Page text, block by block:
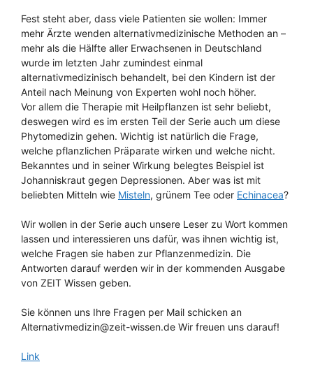
Fest steht aber, dass viele Patienten sie wollen: Immer
mehr Ärzte wenden alternativmedizinische Methoden an –
mehr als die Hälfte aller Erwachsenen in Deutschland
wurde im letzten Jahr zumindest einmal
alternativmedizinisch behandelt, bei den Kindern ist der
Anteil nach Meinung von Experten wohl noch höher.
Vor allem die Therapie mit Heilpflanzen ist sehr beliebt,
deswegen wird es im ersten Teil der Serie auch um diese
Phytomedizin gehen. Wichtig ist natürlich die Frage,
welche pflanzlichen Präparate wirken und welche nicht.
Bekanntes und in seiner Wirkung belegtes Beispiel ist
Johanniskraut gegen Depressionen. Aber was ist mit
beliebten Mitteln wie Misteln, grünem Tee oder Echinacea?
Wir wollen in der Serie auch unsere Leser zu Wort kommen
lassen und interessieren uns dafür, was ihnen wichtig ist,
welche Fragen sie haben zur Pflanzenmedizin. Die
Antworten darauf werden wir in der kommenden Ausgabe
von ZEIT Wissen geben.
Sie können uns Ihre Fragen per Mail schicken an
Alternativmedizin@zeit-wissen.de Wir freuen uns darauf!
Link